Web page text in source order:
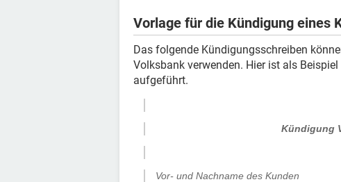
Vorlage für die Kündigung eines
Das folgende Kündigungsschreiben
Volksbank verwenden. Hier ist als
aufgeführt.
Kündigung
Vor- und Nachname des Kunden